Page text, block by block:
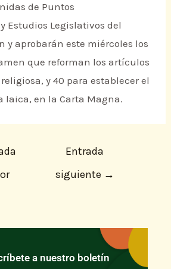
de Puntos
Estudios Legislativos del
y aprobarán este miércoles los
que reforman los artículos
y 40 para establecer el
laica, en la Carta Magna.
Entrada
siguiente →
a nuestro boletín